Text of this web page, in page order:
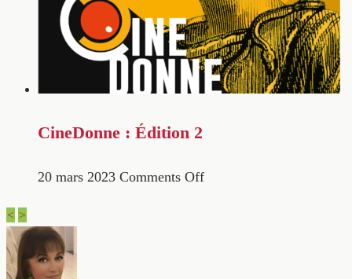
CineDonne : Édition 2
20 mars 2023 Comments Off
< >